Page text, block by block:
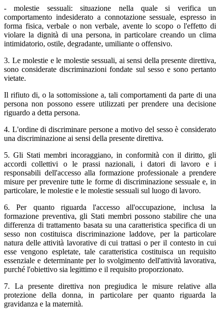
- molestie sessuali: situazione nella quale si verifica un
comportamento indesiderato a connotazione sessuale, espresso in
forma fisica, verbale o non verbale, avente lo scopo o l'effetto di
violare la dignità di una persona, in particolare creando un clima
intimidatorio, ostile, degradante, umiliante o offensivo.
3. Le molestie e le molestie sessuali, ai sensi della presente direttiva,
sono considerate discriminazioni fondate sul sesso e sono pertanto
vietate.
Il rifiuto di, o la sottomissione a, tali comportamenti da parte di una
persona non possono essere utilizzati per prendere una decisione
riguardo a detta persona.
4. L'ordine di discriminare persone a motivo del sesso è considerato
una discriminazione ai sensi della presente direttiva.
5. Gli Stati membri incoraggiano, in conformità con il diritto, gli
accordi collettivi o le prassi nazionali, i datori di lavoro e i
responsabili dell'accesso alla formazione professionale a prendere
misure per prevenire tutte le forme di discriminazione sessuale e, in
particolare, le molestie e le molestie sessuali sul luogo di lavoro.
6. Per quanto riguarda l'accesso all'occupazione, inclusa la
formazione preventiva, gli Stati membri possono stabilire che una
differenza di trattamento basata su una caratteristica specifica di un
sesso non costituisca discriminazione laddove, per la particolare
natura delle attività lavorative di cui trattasi o per il contesto in cui
esse vengono espletate, tale caratteristica costituisca un requisito
essenziale e determinante per lo svolgimento dell'attività lavorativa,
purché l'obiettivo sia legittimo e il requisito proporzionato.
7. La presente direttiva non pregiudica le misure relative alla
protezione della donna, in particolare per quanto riguarda la
gravidanza e la maternità.